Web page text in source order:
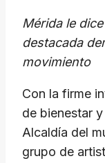
Mérida le
destacada
movimiento
Con la firme
de bienestar
Alcaldía del
grupo de